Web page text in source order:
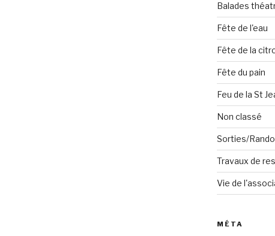
Balades
Fête de l'eau
Fête de la
Fête du pain
Feu de la St
Non classé
Sorties/
Travaux de
Vie de
MÉTA